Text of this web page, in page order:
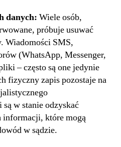
danych: Wiele osób,
próbuje usuwać
Wiadomości SMS,
(WhatsApp, Messenger,
– często są one jedynie
fizyczny zapis pozostaje na
w stanie odzyskać
informacji, które mogą
w sądzie.